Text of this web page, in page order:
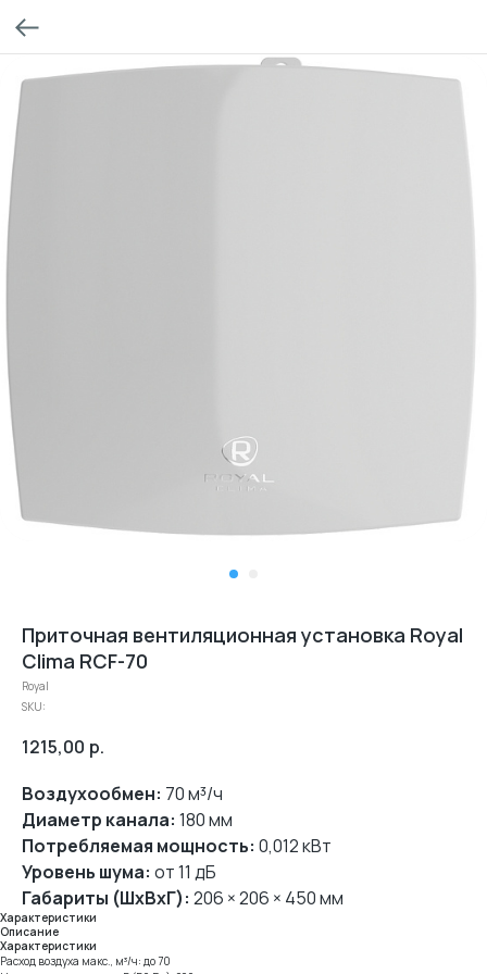
Приточная вентиляционная установка Royal
Clima RCF-70
Royal
SKU:
1215,00 р.
Воздухообмен: 70 м³/ч
Диаметр канала: 180 мм
Потребляемая мощность: 0,012 кВт
Уровень шума: от 11 дБ
Габариты (ШхВхГ): 206 × 206 × 450 мм
Характеристики
Описание
Характеристики
Расход воздуха макс., м³/ч: до 70